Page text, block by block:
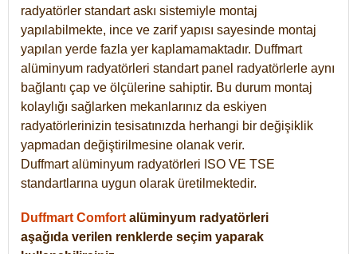
radyatörler standart askı sistemiyle montaj
yapılabilmekte, ince ve zarif yapısı sayesinde montaj
yapılan yerde fazla yer kaplamamaktadır. Duffmart
alüminyum radyatörleri standart panel radyatörlerle aynı
bağlantı çap ve ölçülerine sahiptir. Bu durum montaj
kolaylığı sağlarken mekanlarınız da eskiyen
radyatörlerinizin tesisatınızda herhangi bir değişiklik
yapmadan değiştirilmesine olanak verir.
Duffmart alüminyum radyatörleri ISO VE TSE
standartlarına uygun olarak üretilmektedir.
Duffmart Comfort alüminyum radyatörleri
aşağıda verilen renklerde seçim yaparak